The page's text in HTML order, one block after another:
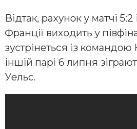
Відтак, рахунок у матчі 5:2
Франції виходить у
зустрінеться із
іншій парі 6 липня
Уельс.